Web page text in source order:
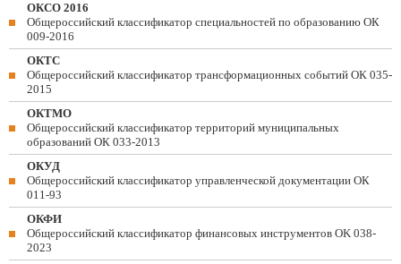
ОКСО 2016
Общероссийский классификатор специальностей по образованию ОК
009-2016
ОКТС
Общероссийский классификатор трансформационных событий ОК 035-
2015
ОКТМО
Общероссийский классификатор территорий муниципальных
образований ОК 033-2013
ОКУД
Общероссийский классификатор управленческой документации ОК
011-93
ОКФИ
Общероссийский классификатор финансовых инструментов OK 038-
2023